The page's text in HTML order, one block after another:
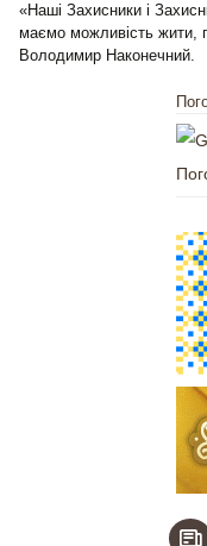
«Наші Захисники і
маємо можливість жити,
Володимир Наконечний.